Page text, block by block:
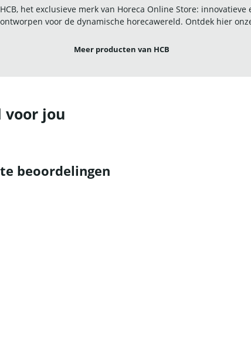
het exclusieve merk van Horeca Online Store:
voor de dynamische horecawereld. Ontdek hier
Meer producten van HCB
voor jou
beoordelingen